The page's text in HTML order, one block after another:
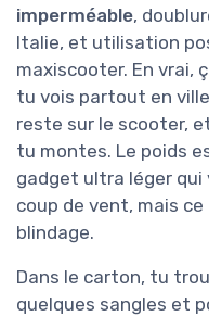
imperméable,
Italie, et utilisation
maxiscooter. En vrai,
tu vois partout en
reste sur le scooter,
tu montes. Le poids
gadget ultra léger qui
coup de vent, mais ce
blindage.
Dans le carton, tu
quelques sangles et